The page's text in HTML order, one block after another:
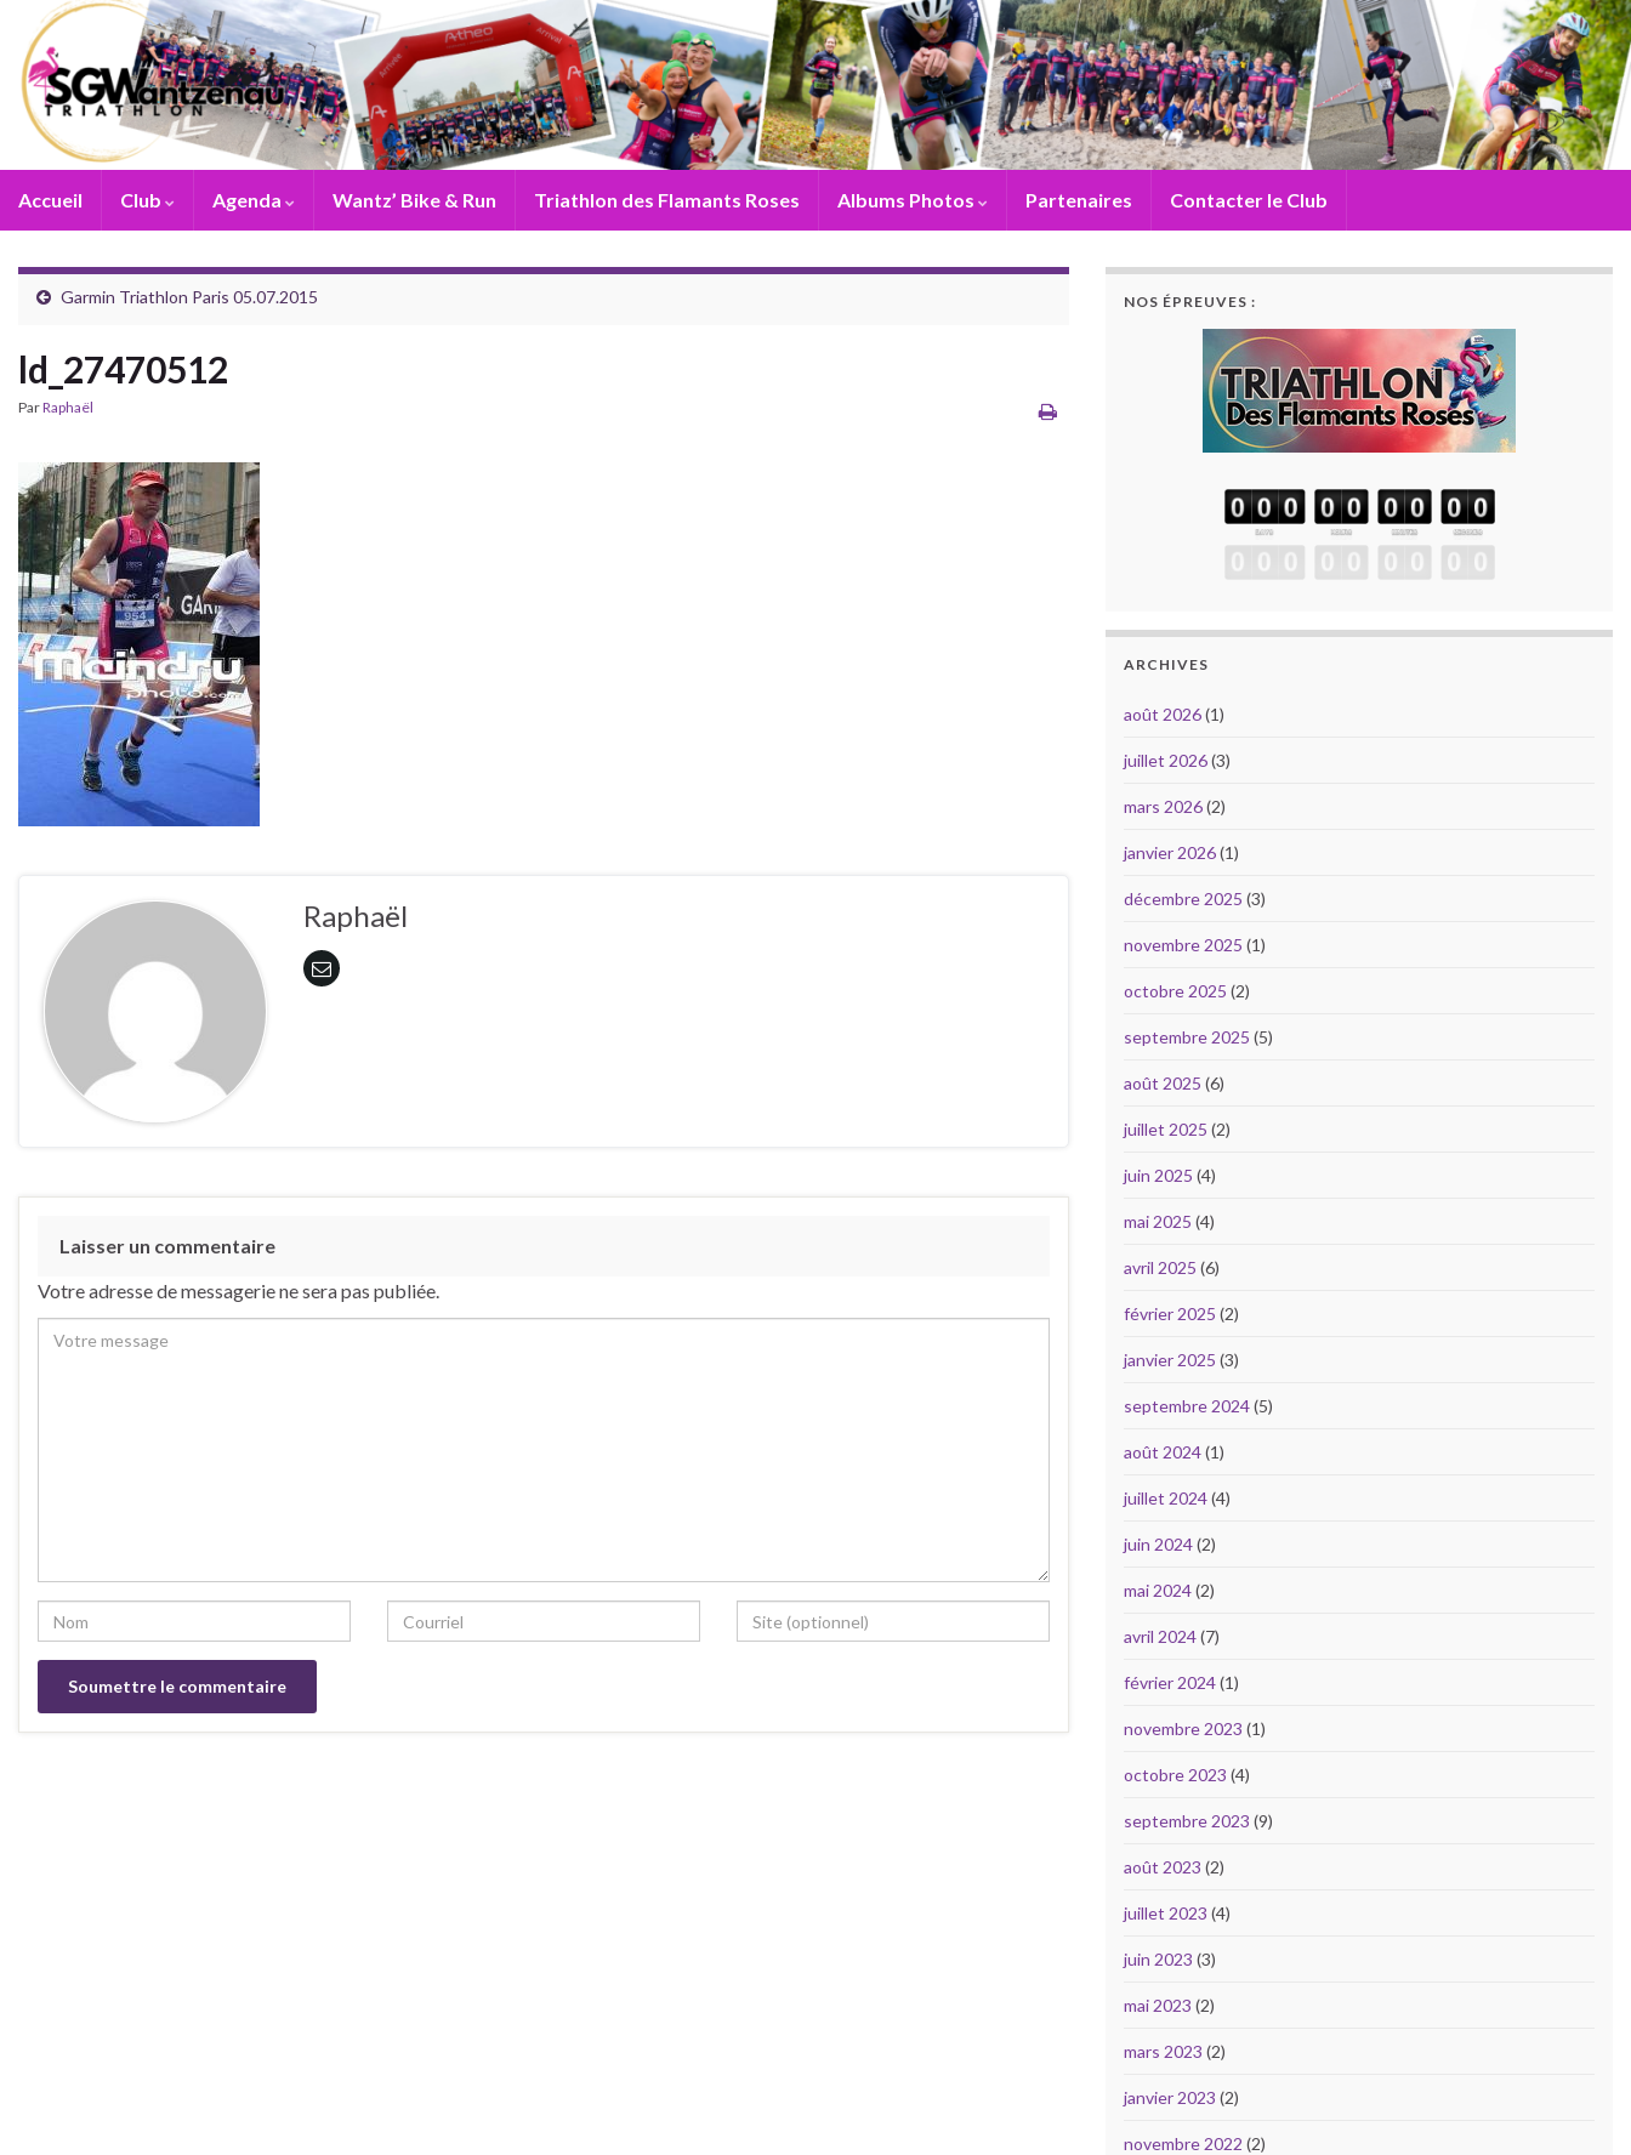
Accueil Club Agenda Wantz’ Bike & Run Triathlon des Flamants Roses Albums Photos Partenaires Contacter le Club
Garmin Triathlon Paris 05.07.2015
ld_27470512
ParRaphaël
Raphaël
Laisser un commentaire
Votre adresse de messagerie ne sera pas publiée.
NOS ÉPREUVES :
ARCHIVES
août 2026(1)
juillet 2026(3)
mars 2026(2)
janvier 2026(1)
décembre 2025 (3)
novembre 2025 (1)
octobre 2025 (2)
septembre 2025 (5)
août 2025 (6)
juillet 2025 (2)
juin 2025 (4)
mai 2025 (4)
avril 2025 (6)
février 2025 (2)
janvier 2025 (3)
septembre 2024(5)
août 2024(1)
juillet 2024(4)
juin 2024(2)
mai 2024(2)
avril 2024(7)
février 2024(1)
novembre 2023 (1)
octobre 2023 (4)
septembre 2023 (9)
août 2023 (2)
juillet 2023 (4)
juin 2023 (3)
mai 2023 (2)
mars 2023 (2)
janvier 2023 (2)
novembre 2022 (2)